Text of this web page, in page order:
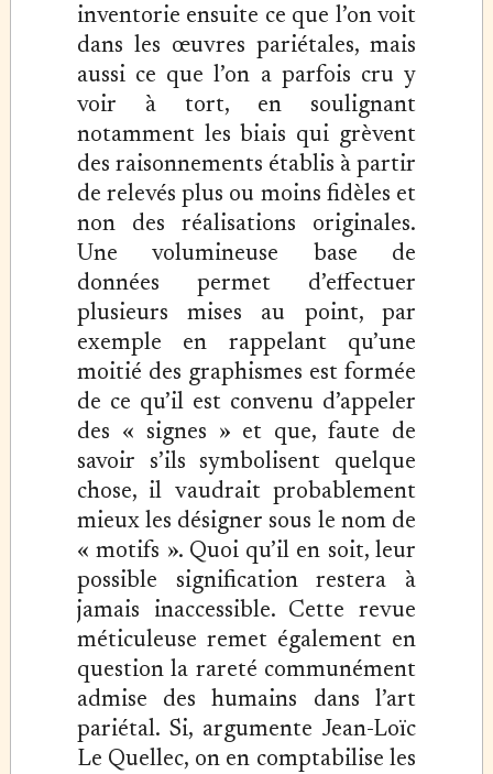
inventorie ensuite ce que l’on voit
dans les œuvres pariétales, mais
aussi ce que l’on a parfois cru y
voir à tort, en soulignant
notamment les biais qui grèvent
des raisonnements établis à partir
de relevés plus ou moins fidèles et
non des réalisations originales.
Une volumineuse base de
données permet d’effectuer
plusieurs mises au point, par
exemple en rappelant qu’une
moitié des graphismes est formée
de ce qu’il est convenu d’appeler
des « signes » et que, faute de
savoir s’ils symbolisent quelque
chose, il vaudrait probablement
mieux les désigner sous le nom de
« motifs ». Quoi qu’il en soit, leur
possible signification restera à
jamais inaccessible. Cette revue
méticuleuse remet également en
question la rareté communément
admise des humains dans l’art
pariétal. Si, argumente Jean-Loïc
Le Quellec, on en comptabilise les